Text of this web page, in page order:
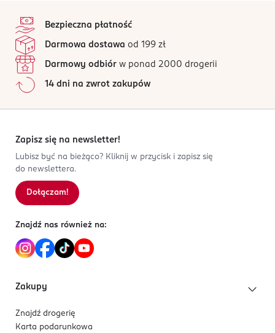
Bezpieczna płatność
Darmowa dostawa od 199 zł
Darmowy odbiór w ponad 2000 drogerii
14 dni na zwrot zakupów
Zapisz się na newsletter!
Lubisz być na bieżąco? Kliknij w przycisk i zapisz się
do newslettera.
Dołączam!
Znajdź nas również na:
Zakupy
Znajdź drogerię
Karta podarunkowa